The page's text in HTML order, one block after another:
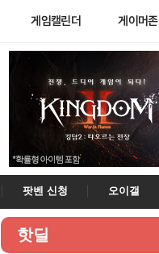
게임캘린더 게이머존
팟벤 신청 오이갤
핫딜